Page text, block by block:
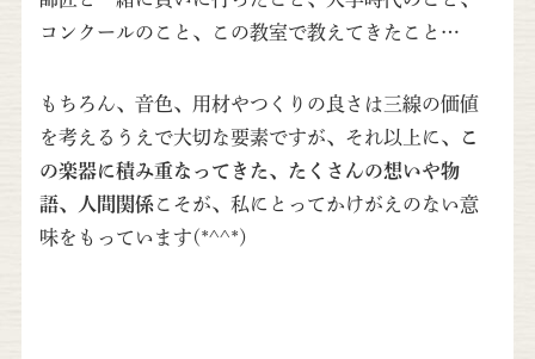
コンクールのこと、この教室で教えてきたこと…
もちろん、音色、用材やつくりの良さは三線の価値
を考えるうえで大切な要素ですが、それ以上に、
こ
の楽器に積み重なってきた、たくさんの想いや物
語、人間関係 こそが、私にとってかけがえのない意
味をもっています(*^^*)